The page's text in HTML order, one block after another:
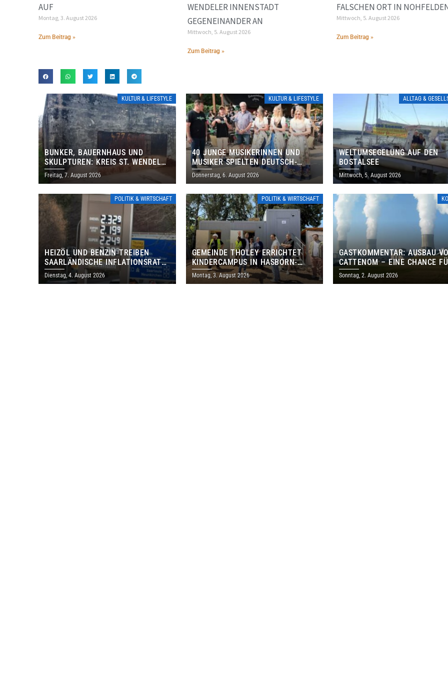
AUF
Montag, 3. August 2026
Zum Beitrag »
ENDELER INNENSTADT G
EGENEINANDER AN
Mittwoch, 5. August 2026
Zum Beitrag »
FALSCHEN ORT IN
Mittwoch, 5. August 2026
Zum Beitrag »
KULTUR & LIFESTYLE
BUNKER, BAUERNHAUS UND
SKULPTUREN: KREIS ST. WENDEL
LÄDT ZUM TAG DES OFFENEN
DENKMALS EIN
Freitag, 7. August 2026
KULTUR & LIFESTYLE
40 JUNGE MUSIKERINNEN UND
MUSIKER SPIELTEN DEUTSCH-
BRASILIANISCHES PROGRAMM IN
THOLEY
Donnerstag, 6. August 2026
ALLTAG &
WELTUMSEGELUNG AUF DEN
BOSTALSEE
Mittwoch, 5. August 2026
POLITIK & WIRTSCHAFT
HEIZÖL UND BENZIN TREIBEN
SAARLÄNDISCHE INFLATIONSRATE
IM JULI AUF 3,2 PROZENT
Dienstag, 4. August 2026
POLITIK & WIRTSCHAFT
GEMEINDE THOLEY ERRICHTET
KINDERCAMPUS IN HASBORN-
DAUTWEILER FÜR RUND 8,5 BIS 9
MILLIONEN EURO
Montag, 3. August 2026
GASTKOMMENTAR: AUSBAU
CATTENOM – EINE CHANCE
LOTHRINGEN UND DAS
Sonntag, 2. August 2026